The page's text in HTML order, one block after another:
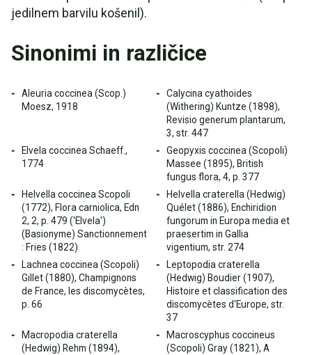
jedilnem barvilu košenil).
Sinonimi in različice
Aleuria coccinea (Scop.)
Moesz, 1918
Calycina cyathoides
(Withering) Kuntze (1898),
Revisio generum plantarum,
3, str. 447
Elvela coccinea Schaeff.,
1774
Geopyxis coccinea (Scopoli)
Massee (1895), British
fungus flora, 4, p. 377
Helvella coccinea Scopoli
(1772), Flora carniolica, Edn
2, 2, p. 479 ('Elvela')
(Basionyme) Sanctionnement
: Fries (1822)
Helvella craterella (Hedwig)
Quélet (1886), Enchiridion
fungorum in Europa media et
praesertim in Gallia
vigentium, str. 274
Lachnea coccinea (Scopoli)
Gillet (1880), Champignons
de France, les discomycètes,
p. 66
Leptopodia craterella
(Hedwig) Boudier (1907),
Histoire et classification des
discomycètes d'Europe, str.
37
Macropodia craterella
(Hedwig) Rehm (1894),
Macroscyphus coccineus
(Scopoli) Gray (1821), A